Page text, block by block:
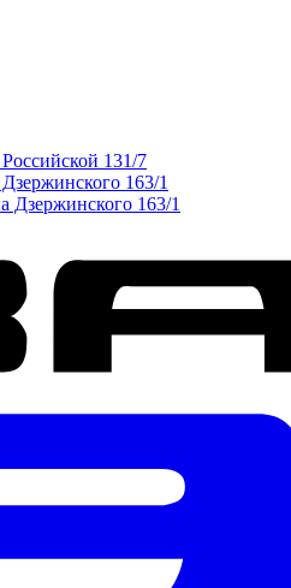
131/7
163/1
Дзержинского 163/1